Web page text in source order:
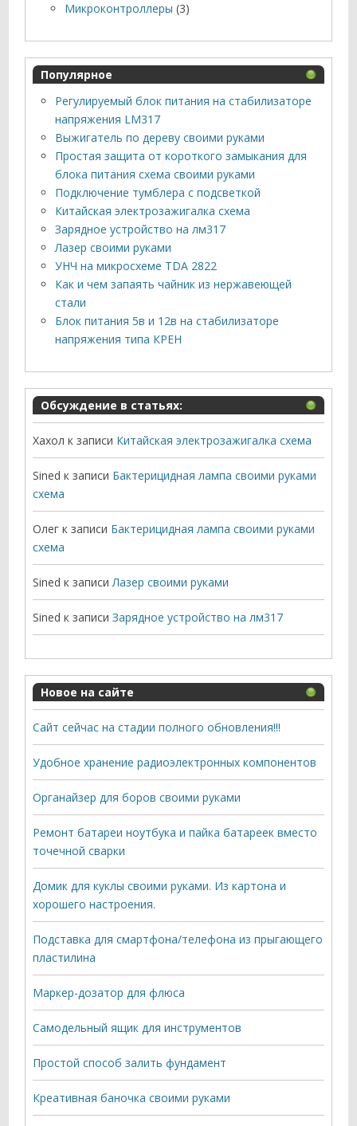
Микроконтроллеры (3)
Популярное
Регулируемый блок питания на стабилизаторе
напряжения LM317
Выжигатель по дереву своими руками
Простая защита от короткого замыкания для
блока питания схема своими руками
Подключение тумблера с подсветкой
Китайская электрозажигалка схема
Зарядное устройство на лм317
Лазер своими руками
УНЧ на микросхеме TDA 2822
Как и чем запаять чайник из нержавеющей
стали
Блок питания 5в и 12в на стабилизаторе
напряжения типа КРЕН
Обсуждение в статьях:
Хахол к записи Китайская электрозажигалка схема
Sined к записи Бактерицидная лампа своими руками
схема
Олег к записи Бактерицидная лампа своими руками
схема
Sined к записиЛазер своими руками
Sined к записиЗарядное устройство на лм317
Новое на сайте
Сайт сейчас на стадии полного обновления!!!
Удобное хранение радиоэлектронных компонентов
Органайзер для боров своими руками
Ремонт батареи ноутбука и пайка батареек вместо
точечной сварки
Домик для куклы своими руками. Из картона и
хорошего настроения.
Подставка для смартфона/телефона из прыгающего
пластилина
Маркер-дозатор для флюса
Самодельный ящик для инструментов
Простой способ залить фундамент
Креативная баночка своими руками